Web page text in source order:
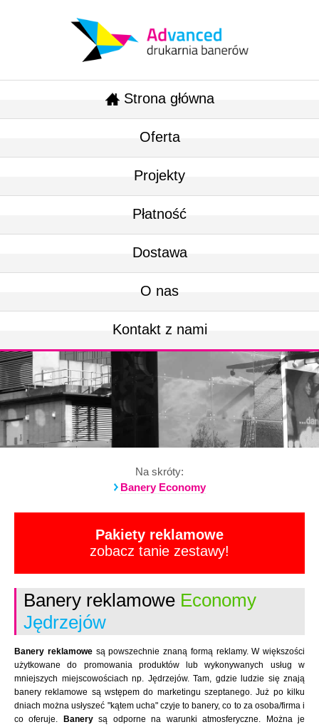
Strona główna
Oferta
Projekty
Płatność
Dostawa
O nas
Kontakt z nami
Na skróty:
Banery Economy
Pakiety reklamowe
zobacz tanie zestawy!
Banery reklamowe Economy
Jędrzejów
Banery reklamowesą powszechnie znaną formą reklamy. W większości
użytkowane do promowania produktów lub wykonywanych usług w
mniejszych miejscowościach np. Jędrzejów. Tam, gdzie ludzie się znają
banery reklamowe są wstępem do marketingu szeptanego. Już po kilku
dniach można usłyszeć "kątem ucha" czyje to banery, co to za osoba/firma i
co oferuje.
Banerysą odporne na warunki atmosferyczne. Można je